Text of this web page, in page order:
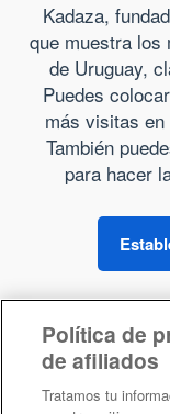
Kadaza,
que muestra los
de Uruguay,
Puedes
más visitas
También
para hacer
Política de
de afiliados
Tratamos tu